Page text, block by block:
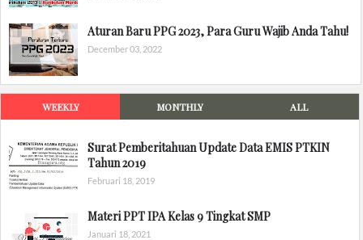
Aturan Baru PPG 2023, Para Guru Wajib Anda Tahu!
December 03, 2022
WEEKLY MONTHLY ALL
Surat Pemberitahuan Update Data EMIS PTKIN
Tahun 2019
Februari 18, 2019
Materi PPT IPA Kelas 9 Tingkat SMP
Januari 18, 2021